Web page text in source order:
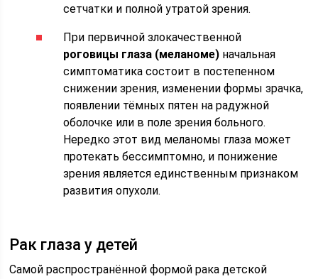
сетчатки и полной утратой зрения.
При первичной злокачественной
роговицы глаза (меланоме) начальная
симптоматика состоит в постепенном
снижении зрения, изменении формы зрачка,
появлении тёмных пятен на радужной
оболочке или в поле зрения больного.
Нередко этот вид меланомы глаза может
протекать бессимптомно, и понижение
зрения является единственным признаком
развития опухоли.
Рак глаза у детей
Самой распространённой формой рака детской